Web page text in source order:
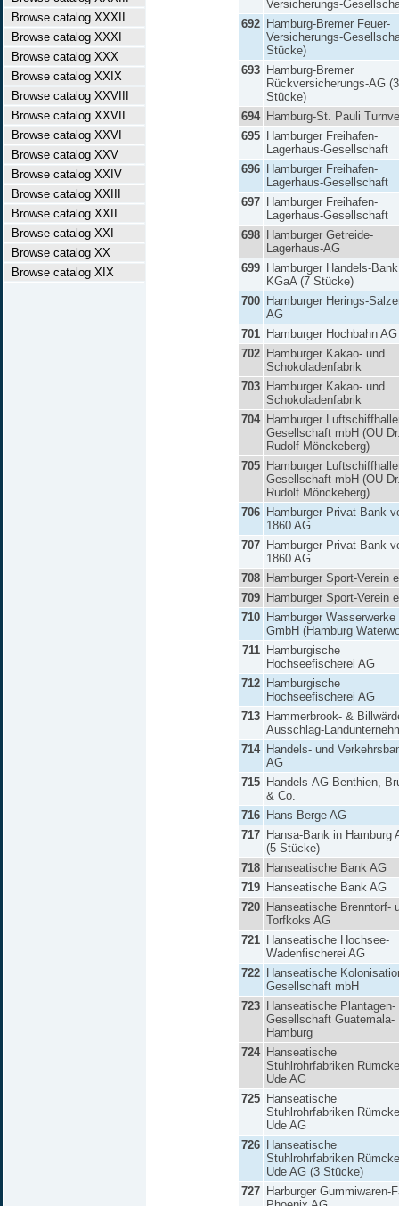
Browse catalog XXXII
Browse catalog XXXI
Browse catalog XXX
Browse catalog XXIX
Browse catalog XXVIII
Browse catalog XXVII
Browse catalog XXVI
Browse catalog XXV
Browse catalog XXIV
Browse catalog XXIII
Browse catalog XXII
Browse catalog XXI
Browse catalog XX
Browse catalog XIX
Versicherungs-
692 Hamburg-Bremer Feuer-
Versicherungs-
Stücke)
693 Hamburg-Bremer
Rückversicherungs-AG (3
Stücke)
694 Hamburg-St. Pauli
695 Hamburger Freihafen-
Lagerhaus-Gesellschaft
696 Hamburger Freihafen-
Lagerhaus-Gesellschaft
697 Hamburger Freihafen-
Lagerhaus-Gesellschaft
698 Hamburger Getreide-
Lagerhaus-AG
699 Hamburger Handels-Bank
KGaA (7 Stücke)
700 Hamburger Herings-
AG
701 Hamburger Hochbahn AG
702 Hamburger Kakao- und
Schokoladenfabrik
703 Hamburger Kakao- und
Schokoladenfabrik
704 Hamburger
Gesellschaft mbH (OU
Rudolf Mönckeberg)
705 Hamburger
Gesellschaft mbH (OU
Rudolf Mönckeberg)
706 Hamburger Privat-Bank
1860 AG
707 Hamburger Privat-Bank
1860 AG
708 Hamburger Sport-Verein
709 Hamburger Sport-Verein
710 Hamburger Wasserwerke
GmbH (Hamburg
711
Hamburgische
Hochseefischerei AG
712 Hamburgische
Hochseefischerei AG
713 Hammerbrook- &
Ausschlag-
714 Handels- und
AG
715 Handels-AG Benthien,
& Co.
716 Hans Berge AG
717 Hansa-Bank in Hamburg
(5 Stücke)
718 Hanseatische Bank AG
719 Hanseatische Bank AG
720 Hanseatische Brenntorf-
Torfkoks AG
721 Hanseatische Hochsee-
Wadenfischerei AG
722 Hanseatische
Gesellschaft mbH
723 Hanseatische Plantagen-
Gesellschaft Guatemala-
Hamburg
724 Hanseatische
Stuhlrohrfabriken
Ude AG
725 Hanseatische
Stuhlrohrfabriken
Ude AG
726 Hanseatische
Stuhlrohrfabriken
Ude AG (3 Stücke)
727 Harburger Gummiwaren-